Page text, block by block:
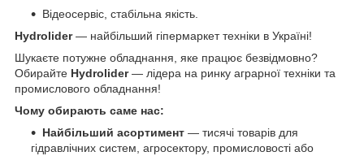
Відеосервіс, стабільна якість.
Hydrolider— найбільший гіпермаркет техніки в Україні!
Шукаєте потужне обладнання, яке працює безвідмовно?
Обирайте Hydrolider— лідера на ринку аграрної техніки та
промислового обладнання!
Чому обирають саме нас:
Найбільший асортимент — тисячі товарів для
гідравлічних систем, агросектору, промисловості або